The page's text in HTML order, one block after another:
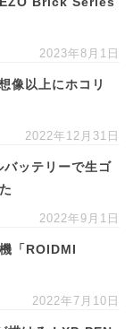
2023年8月1日
像以上にホコリ
2022年12月31日
ッテリーで生ゴ
2022年9月1日
「ROIDMI
2022年7月10日